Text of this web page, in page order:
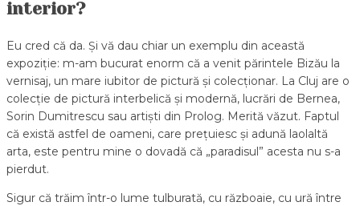
interior?
Eu cred că da. Și vă dau chiar un exemplu din această
expoziție: m-am bucurat enorm că a venit părintele Bizău la
vernisaj, un mare iubitor de pictură și colecționar. La Cluj are o
colecție de pictură interbelică și modernă, lucrări de Bernea,
Sorin Dumitrescu sau artiști din Prolog. Merită văzut. Faptul
că există astfel de oameni, care prețuiesc și adună laolaltă
arta, este pentru mine o dovadă că „paradisul” acesta nu s-a
pierdut.
Sigur că trăim într-o lume tulburată, cu războaie, cu ură între